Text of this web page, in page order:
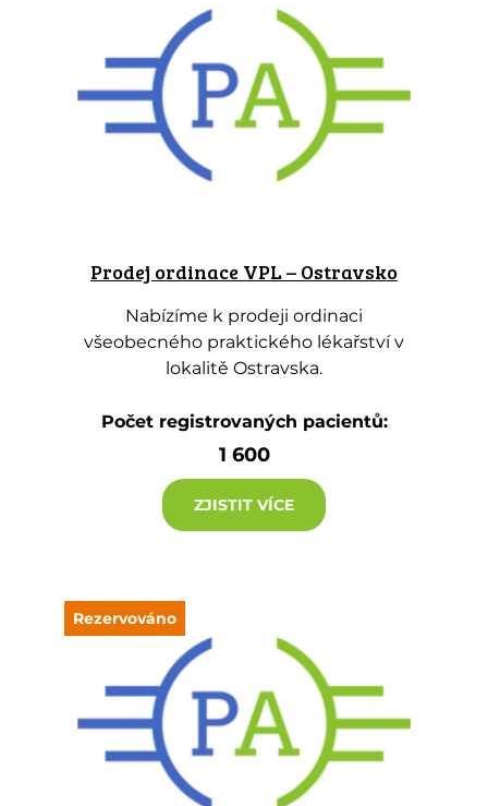
Prodej ordinace VPL – Ostravsko
Nabízíme k prodeji ordinaci
všeobecného praktického lékařství v
lokalitě Ostravska.
Počet registrovaných pacientů:
1 600
ZJISTIT VÍCE
Rezervováno